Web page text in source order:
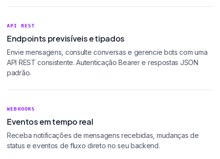
API REST
Endpoints previsíveis e tipados
Envie mensagens, consulte conversas e gerencie bots com uma
API REST consistente. Autenticação Bearer e respostas JSON
padrão.
WEBHOOKS
Eventos em tempo real
Receba notificações de mensagens recebidas, mudanças de
status e eventos de fluxo direto no seu backend.